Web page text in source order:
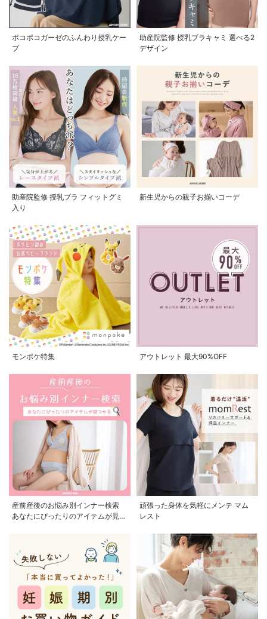
ポコポコガーゼのふんわり授乳ケー
プ
助産院監修 授乳ブラキャミ 選べる2
デザイン
助産院監修 授乳ブラ フィットグミ
入り
新生児からの親子お揃いコーデ
モンポケ特集 アウトレット 最大90%OFF
産前産後のお悩み別インナー検索
あなたにぴったりのアイテムが見つ
頑張った身体を気軽にメンテ マム
レスト